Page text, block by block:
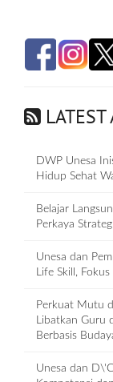
LATEST
DWP Unesa
Hidup Sehat
Belajar
Perkaya
Unesa dan
Life Skill,
Perkuat Mutu
Libatkan Guru
Berbasis
Unesa dan